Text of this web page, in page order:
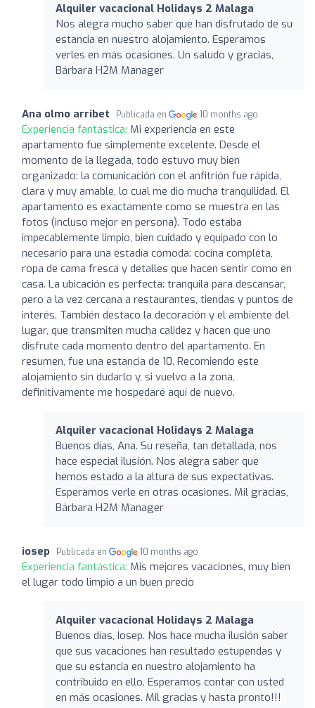
Alquiler vacacional Holidays 2 Malaga
Nos alegra mucho saber que han disfrutado de su
estancia en nuestro alojamiento. Esperamos
verles en más ocasiones. Un saludo y gracias,
Bárbara H2M Manager
Ana olmo arribet Publicada en 10 months ago
Experiencia fantástica: Mi experiencia en este
apartamento fue simplemente excelente. Desde el
momento de la llegada, todo estuvo muy bien
organizado: la comunicación con el anfitrión fue rápida,
clara y muy amable, lo cual me dio mucha tranquilidad. El
apartamento es exactamente como se muestra en las
fotos (incluso mejor en persona). Todo estaba
impecablemente limpio, bien cuidado y equipado con lo
necesario para una estadía cómoda: cocina completa,
ropa de cama fresca y detalles que hacen sentir como en
casa. La ubicación es perfecta: tranquila para descansar,
pero a la vez cercana a restaurantes, tiendas y puntos de
interés. También destaco la decoración y el ambiente del
lugar, que transmiten mucha calidez y hacen que uno
disfrute cada momento dentro del apartamento. En
resumen, fue una estancia de 10. Recomiendo este
alojamiento sin dudarlo y, si vuelvo a la zona,
definitivamente me hospedaré aquí de nuevo.
Alquiler vacacional Holidays 2 Malaga
Buenos días, Ana. Su reseña, tan detallada, nos
hace especial ilusión. Nos alegra saber que
hemos estado a la altura de sus expectativas.
Esperamos verle en otras ocasiones. Mil gracias,
Bárbara H2M Manager
iosep Publicada en 10 months ago
Experiencia fantástica: Mis mejores vacaciones, muy bien
el lugar todo limpio a un buen precio
Alquiler vacacional Holidays 2 Malaga
Buenos días, Iosep. Nos hace mucha ilusión saber
que sus vacaciones han resultado estupendas y
que su estancia en nuestro alojamiento ha
contribuido en ello. Esperamos contar con usted
en más ocasiones. Mil gracias y hasta pronto!!!